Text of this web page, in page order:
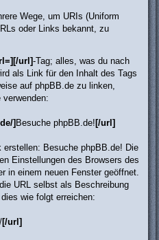
Wege, um URIs (Uniform
oder Links bekannt, zu
url]-Tag; alles, was du nach
als Link für den Inhalt des Tags
auf phpBB.de zu linken,
]Besuche phpBB.de![/url]
erstellen: Besuche phpBB.de! Die
Einstellungen des Browsers des
in einem neuen Fenster geöffnet.
URL selbst als Beschreibung
wie folgt erreichen:
[/url]